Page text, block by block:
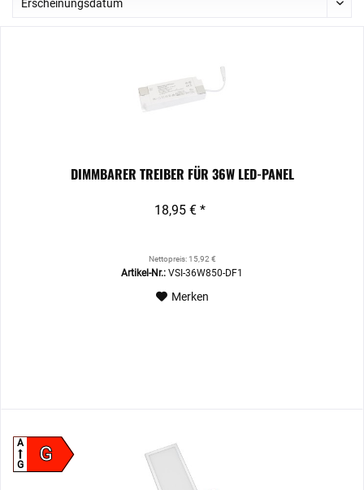
DIMMBARER TREIBER FÜR 36W LED-PANEL
18,95 € *
Nettopreis: 15,92 €
Artikel-Nr.: VSI-36W850-DF1
Merken
G
A
G